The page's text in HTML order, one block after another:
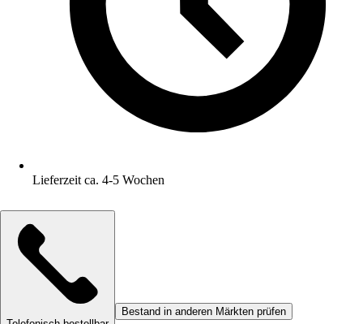
Lieferzeit ca. 4-5 Wochen
Bestand in anderen Märkten prüfen